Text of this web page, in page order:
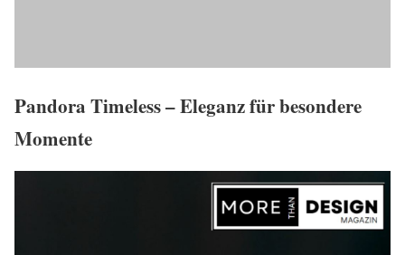
Pandora Timeless – Eleganz für besondere
Momente